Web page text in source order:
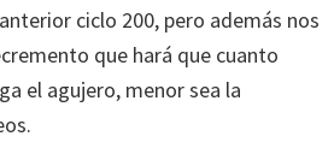
ciclo 200, pero además nos
que hará que cuanto
el agujero, menor sea la